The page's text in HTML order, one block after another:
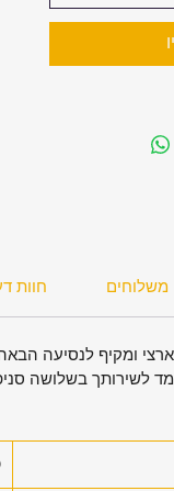
טאבלט וכו’) עד גודל של כ-25 ס”מ/ 10
על התיק זקוף
בעיצוב
חוות משלוחים
ארצי ומקיף לנסיעה
לשירותך בשלושה